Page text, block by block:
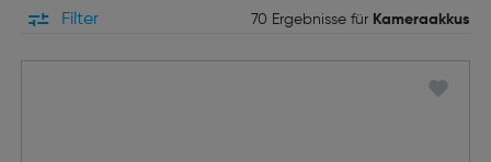
Filter 70 Ergebnisse für Kameraakkus